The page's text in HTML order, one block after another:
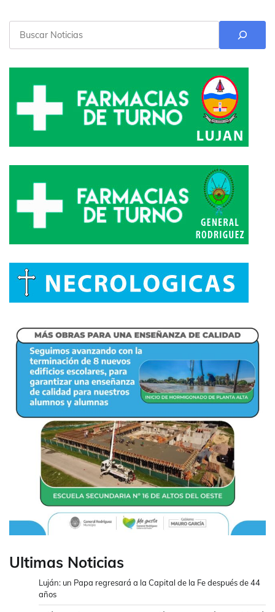
Ultimas Noticias
Luján: un Papa regresará a la Capital de la Fe después de 44
años